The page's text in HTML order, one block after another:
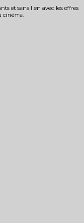
et sans lien avec les offres
cinéma.